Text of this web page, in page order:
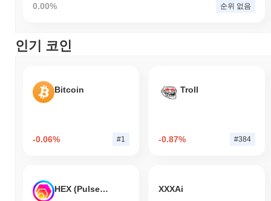
0.00% 순위 없음
인기 코인
Bitcoin
-0.06% #1
Troll
-0.87% #384
HEX (Pulsechain) XXXAi